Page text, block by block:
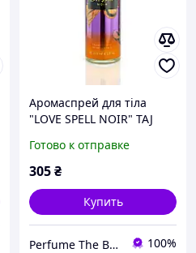
Аромаспрей для тіла
"LOVE SPELL NOIR" TAJ
схожий на Victoria s
Secret LOVE SPELL NOIR)
Готово к отправке
305₴
Купить
Perfume The Best 100%